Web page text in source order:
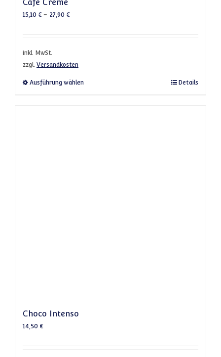
Café Crème
15,10 €– 27,90 €
inkl. MwSt.
zzgl. Versandkosten
Ausführung wählen Dieses Produkt weist mehrere Varianten
Details
Choco Intenso
14,50 €